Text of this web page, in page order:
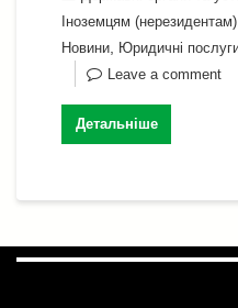
b
o
o
k
a
m
ss
e
n
g
er
p
y
Li
n
k
ді
л
и
Іноземцям (нерезидентам)
Новини Юридичні
Leave a comment
Детальніше